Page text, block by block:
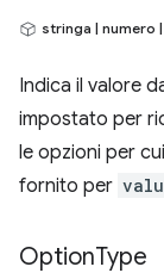
stringa | numero
Indica il valore
impostato per
le opzioni per
fornito per
OptionType